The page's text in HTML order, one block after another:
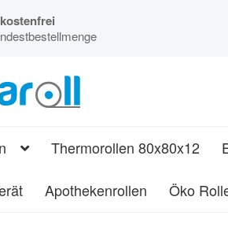
Thermorollen 80x80x12
Apothekenrollen Öko